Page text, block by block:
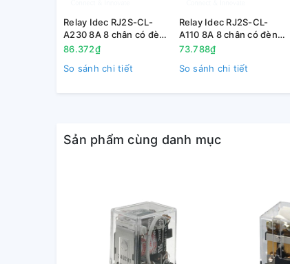
Relay Idec loại lớn RH2B là dòng relay có
của các nhà máy, các trạm phân phối. Kết cấu
bạc nhằm giảm tối đa sự bào mòn tiếp điểm,
Relay Idec RJ2S-CL-
A230 8A 8 chân có đèn
230V AC
86.372₫
So sánh chi tiết
Relay Idec RJ2S-CL-
A110 8A 8 chân có đèn
110V AC
73.788₫
So sánh chi tiết
Sản phẩm cùng danh mục